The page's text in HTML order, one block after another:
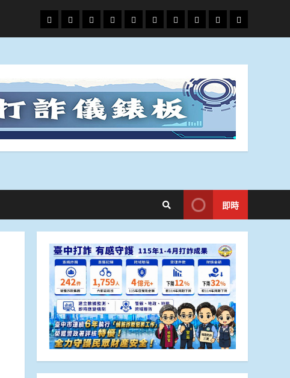
頭
條
財
經
地
方.
文
教.
專
題
娛
樂
政
治
國
際
運
動
生
活
即時